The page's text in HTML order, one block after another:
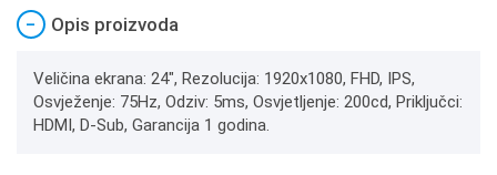
− Opis proizvoda
Veličina ekrana: 24", Rezolucija: 1920x1080, FHD, IPS,
Osvježenje: 75Hz, Odziv: 5ms, Osvjetljenje: 200cd, Priključci:
HDMI, D-Sub, Garancija 1 godina.